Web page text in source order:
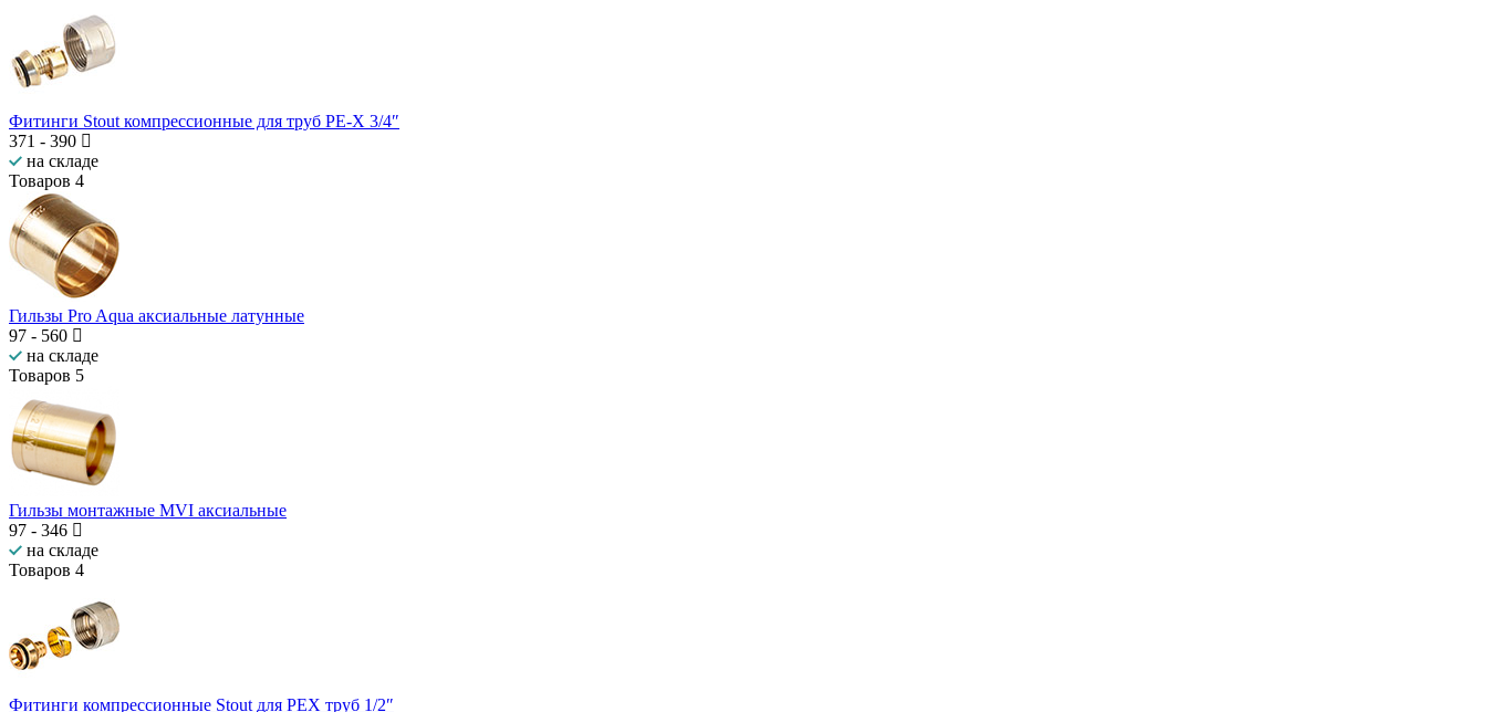
Фитинги Stout компрессионные для труб PE-X 3/4″
371 - 390
на складе
Товаров 4
Гильзы Pro Aqua аксиальные латунные
97 - 560
на складе
Товаров 5
Гильзы монтажные MVI аксиальные
97 - 346
на складе
Товаров 4
Фитинги компрессионные Stout для PEX труб 1/2″